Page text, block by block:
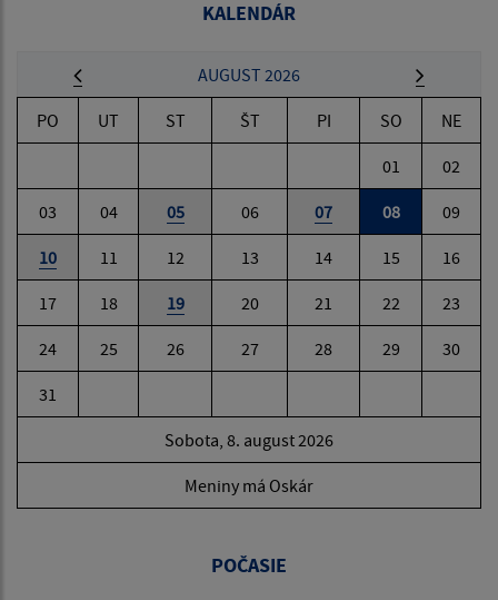
KALENDÁR
AUGUST 2026
PO UT ST ŠT PI SO NE
01 02
03 04 05 06 07 08 09
10 11 12 13 14 15 16
17 18 19 20 21 22 23
24 25 26 27 28 29 30
31
Sobota, 8. august 2026
Meniny má Oskár
POČASIE